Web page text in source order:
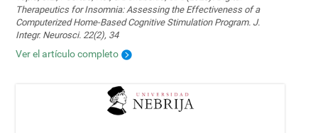
Therapeutics for Insomnia: Assessing the Effectiveness of a
Computerized Home-Based Cognitive Stimulation Program. J.
Integr. Neurosci. 22(2), 34
Ver el artículo completo